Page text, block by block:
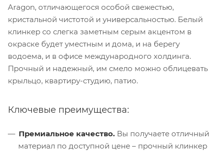
Aragon, отличающегося особой свежестью,
кристальной чистотой и универсальностью. Белый
клинкер со слегка заметным серым акцентом в
окраске будет уместным и дома, и на берегу
водоема, и в офисе международного холдинга.
Прочный и надежный, им смело можно облицевать
крыльцо, квартиру-студию, патио.
Ключевые преимущества:
Премиальное качество. Вы получаете отличный
материал по доступной цене – прочный клинкер